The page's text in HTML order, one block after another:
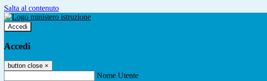
Salta al contenuto
Accedi
Accedi
button close ×
Nome Utente